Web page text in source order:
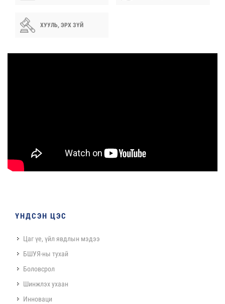
ХУУЛЬ, ЭРХ ЗҮЙ
ҮНДСЭН ЦЭС
Цаг үе, үйл явдлын мэдээ
БШУЯ-ны тухай
Боловсрол
Шинжлэх ухаан
Инноваци